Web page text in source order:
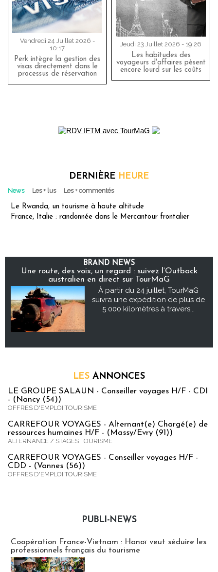
Vendredi 24 Juillet 2026 -
10:17
Perk intègre la gestion des
visas directement dans le
processus de réservation
Jeudi 23 Juillet 2026 - 19:26
Les habitudes des
voyageurs d'affaires pèsent
encore lourd sur les coûts
DERNIÈRE HEURE
News Les + lus Les + commentés
Le Rwanda, un tourisme à haute altitude
France, Italie : randonnée dans le Mercantour frontalier
BRAND NEWS
Une route, des voix, un regard : suivez l’Outback
australien en direct sur TourMaG
À partir du 24 juillet, TourMaG
suivra une expédition de plus de
5 000 kilomètres à travers...
LES ANNONCES
LE GROUPE SALAUN - Conseiller voyages H/F - CDI
- (Nancy (54))
OFFRES D'EMPLOI TOURISME
CARREFOUR VOYAGES - Alternant(e) Chargé(e) de
ressources humaines H/F - (Massy/Evry (91))
ALTERNANCE / STAGES TOURISME
CARREFOUR VOYAGES - Conseiller voyages H/F -
CDD - (Vannes (56))
OFFRES D'EMPLOI TOURISME
PUBLI-NEWS
Coopération France-Vietnam : Hanoï veut séduire les
professionnels français du tourisme